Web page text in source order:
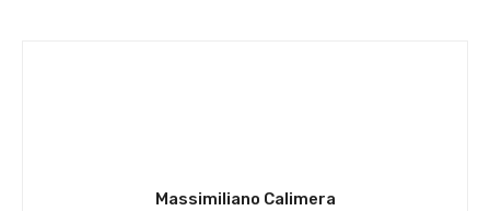
Massimiliano Calimera